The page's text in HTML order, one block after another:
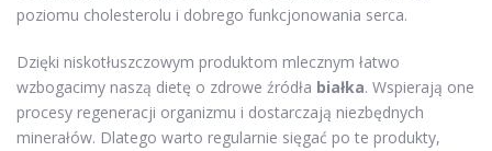
poziomu cholesterolu i dobrego funkcjonowania serca.
Dzięki niskotłuszczowym produktom mlecznym łatwo
wzbogacimy naszą dietę o zdrowe źródła białka. Wspierają one
procesy regeneracji organizmu i dostarczają niezbędnych
minerałów. Dlatego warto regularnie sięgać po te produkty,